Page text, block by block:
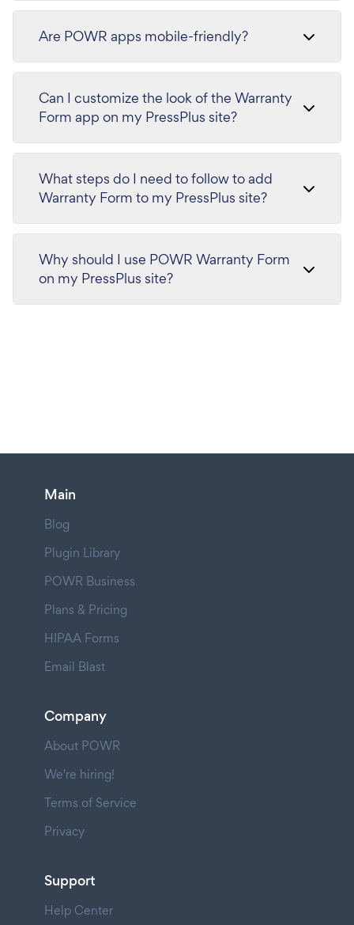
Are POWR apps mobile-friendly?
Can I customize the look of the Warranty
Form app on my PressPlus site?
What steps do I need to follow to add
Warranty Form to my PressPlus site?
Why should I use POWR Warranty Form
on my PressPlus site?
Main
Blog
Plugin Library
POWR Business
Plans & Pricing
HIPAA Forms
Email Blast
Company
About POWR
We're hiring!
Terms of Service
Privacy
Support
Help Center